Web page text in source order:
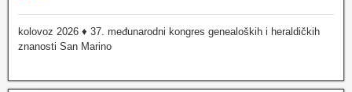
kolovoz 2026 ♦ 37. međunarodni kongres genealoških i heraldičkih
znanosti San Marino